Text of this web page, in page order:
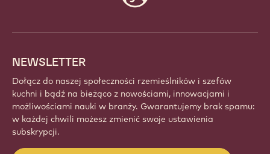
NEWSLETTER
Dołącz do naszej społeczności rzemieślników i szefów
kuchni i bądź na bieżąco z nowościami, innowacjami i
możliwościami nauki w branży. Gwarantujemy brak spamu:
w każdej chwili możesz zmienić swoje ustawienia
subskrypcji.